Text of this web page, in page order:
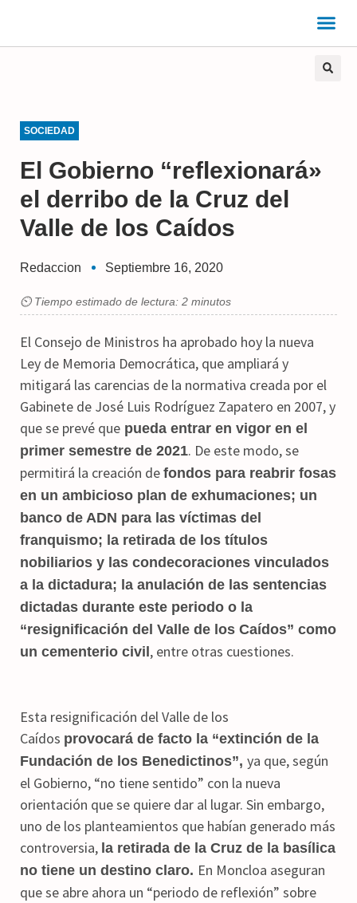
SOCIEDAD
El Gobierno “reflexionará»
el derribo de la Cruz del
Valle de los Caídos
Redaccion Septiembre 16, 2020
⏲ Tiempo estimado de lectura: 2 minutos
El Consejo de Ministros ha aprobado hoy la nueva
Ley de Memoria Democrática, que ampliará y
mitigará las carencias de la normativa creada por el
Gabinete de José Luis Rodríguez Zapatero en 2007, y
que se prevé que pueda entrar en vigor en el
primer semestre de 2021. De este modo, se
permitirá la creación de fondos para reabrir fosas
en un ambicioso plan de exhumaciones; un
banco de ADN para las víctimas del
franquismo; la retirada de los títulos
nobiliarios y las condecoraciones vinculados
a la dictadura; la anulación de las sentencias
dictadas durante este periodo o la
“resignificación del Valle de los Caídos” como
un cementerio civil, entre otras cuestiones.
Esta resignificación del Valle de los
Caídos provocará de facto la “extinción de la
Fundación de los Benedictinos”, ya que, según
el Gobierno, “no tiene sentido” con la nueva
orientación que se quiere dar al lugar. Sin embargo,
uno de los planteamientos que habían generado más
controversia, la retirada de la Cruz de la basílica
no tiene un destino claro. En Moncloa aseguran
que se abre ahora un “periodo de reflexión” sobre